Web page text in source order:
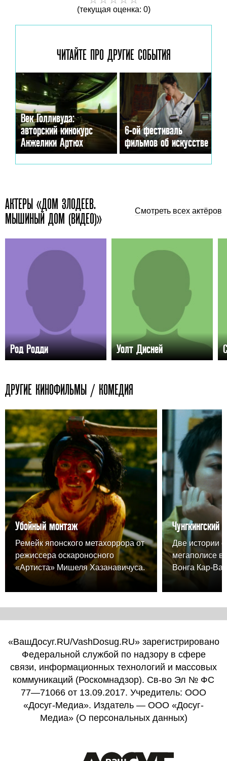
(текущая оценка: 0)
ЧИТАЙТЕ ПРО ДРУГИЕ СОБЫТИЯ
Век Голливуда:
авторский кинокурс
Анжелики Артюх
6-ой фестиваль
фильмов об искусстве
АКТЕРЫ «ДОМ ЗЛОДЕЕВ.
МЫШИНЫЙ ДОМ (ВИДЕО)»
Смотреть всех актёров
Род Родди Уолт Дисней
ДРУГИЕ КИНОФИЛЬМЫ / КОМЕДИЯ
Убойный монтаж
Ремейк японского метахоррора от
режиссера оскароносного
«Артиста» Мишеля Хазанавичуса.
Чунгкингский
Две истории
мегаполисе в
Вонга Кар-
«ВашДосуг.RU/VashDosug.RU» зарегистрировано
Федеральной службой по надзору в сфере
связи, информационных технологий и массовых
коммуникаций (Роскомнадзор). Св-во Эл № ФС
77—71066 от 13.09.2017. Учредитель: ООО
«Досуг-Медиа». Издатель — ООО «Досуг-
Медиа» (О персональных данных)